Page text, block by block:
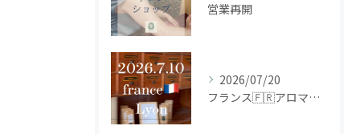
営業再開
2026/07/20
フランス🇫🇷アロマ研修ツアー𝗱𝗮𝘆𝟮